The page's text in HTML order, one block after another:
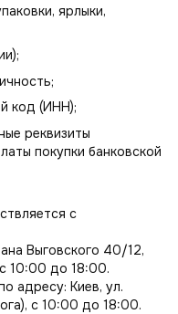
ярлыки,
код (ИНН);
реквизиты
покупки банковской
с
Выговского 40/12,
10:00 до 18:00.
адресу: Киев, ул.
с 10:00 до 18:00.